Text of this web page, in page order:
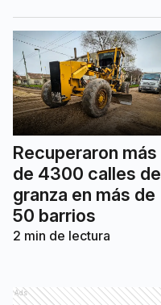
Recuperaron más
de 4300 calles de
granza en más de
50 barrios
2 min de lectura
Ads